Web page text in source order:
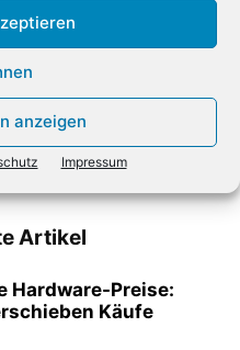
anzeigen
Impressum
Nächster Artikel
Intel kooperiert mit Chip-
Entwickler Arm
Artikel
Hardware-Preise:
Käufe